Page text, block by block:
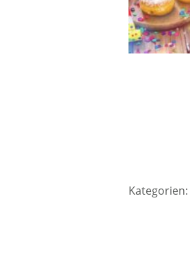
Kategorien: